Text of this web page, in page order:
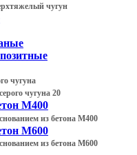
чугун
чугуна
чугуна 20
М400
из бетона М400
М600
из бетона М600